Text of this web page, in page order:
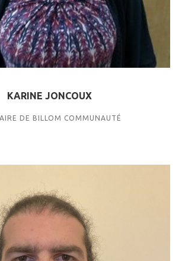
KARINE JONCOUX
DE BILLOM COMMUNAUTÉ